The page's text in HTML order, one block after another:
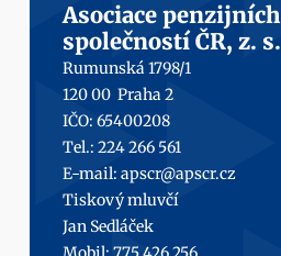
Asociace penzijních
společností ČR, z. s.
Rumunská 1798/1
120 00  Praha 2
IČO: 65400208
Tel.: 224 266 561
E-mail: apscr@apscr.cz
Tiskový mluvčí
Jan Sedláček